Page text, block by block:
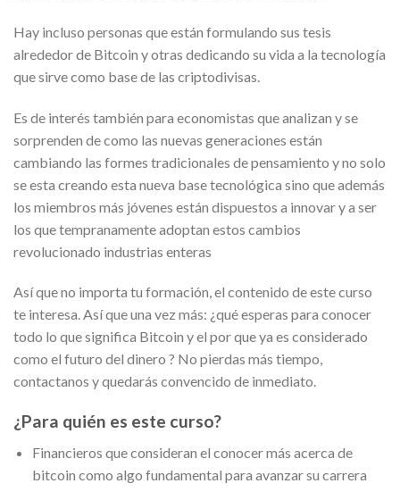
Hay incluso personas que están formulando sus tesis
alrededor de Bitcoin y otras dedicando su vida a la tecnología
que sirve como base de las criptodivisas.
Es de interés también para economistas que analizan y se
sorprenden de como las nuevas generaciones están
cambiando las formes tradicionales de pensamiento y no solo
se esta creando esta nueva base tecnológica sino que además
los miembros más jóvenes están dispuestos a innovar y a ser
los que tempranamente adoptan estos cambios
revolucionado industrias enteras
Así que no importa tu formación, el contenido de este curso
te interesa. Así que una vez más: ¿qué esperas para conocer
todo lo que significa Bitcoin y el por que ya es considerado
como el futuro del dinero ? No pierdas más tiempo,
contactanos y quedarás convencido de inmediato.
¿Para quién es este curso?
Financieros que consideran el conocer más acerca de
bitcoin como algo fundamental para avanzar su carrera